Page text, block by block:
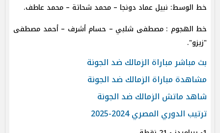
خط الوسط: نبيل عماد دونجا – محمد شحاتة – محمد عاطف.
خط الهجوم : مصطفى شلبي – حسام أشرف – أحمد مصطفى
"زيزو".
بث مباشر مباراة الزمالك ضد الجونة
مشاهدة مباراة الزمالك ضد الجونة
شاهد ماتش الزمالك ضد الجونة
ترتيب الدوري المصري 2024-2025